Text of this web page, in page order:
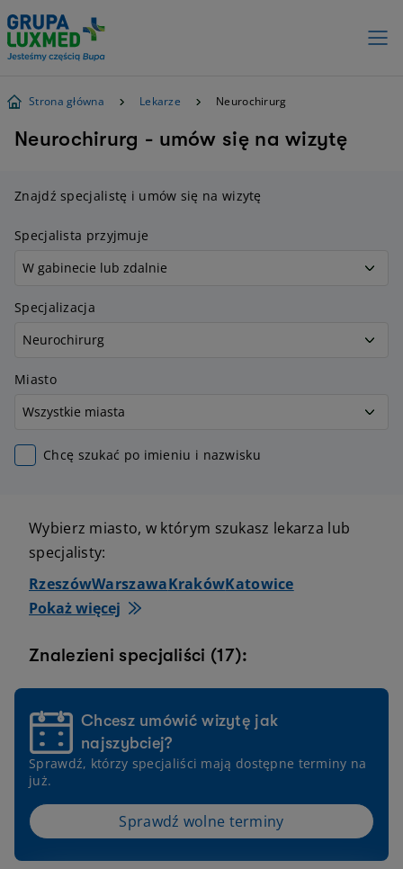
Strona główna Lekarze Neurochirurg
Neurochirurg - umów się na wizytę
Znajdź specjalistę i umów się na wizytę
Specjalista przyjmuje
Specjalizacja
Miasto
Chcę szukać po imieniu i nazwisku
Wybierz miasto, w którym szukasz lekarza lub
specjalisty:
RzeszówWarszawaKrakówKatowice
Pokaż więcej
Znalezieni specjaliści (17):
Chcesz umówić wizytę jak
najszybciej?
Sprawdź, którzy specjaliści mają dostępne terminy na
już.
Sprawdź wolne terminy